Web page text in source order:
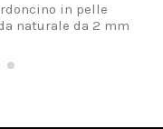
in pelle
naturale da 2 mm